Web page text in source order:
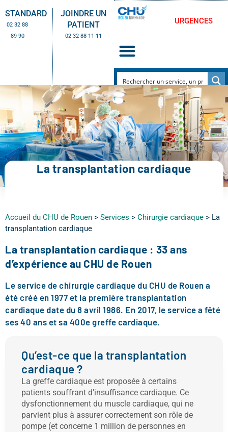
STANDARD
02 32 88
89 90
JOINDRE UN
PATIENT
02 32 88 11 11
URGENCES
La transplantation cardiaque
Accueil du CHU de Rouen > Services > Chirurgie cardiaque > La
transplantation cardiaque
La transplantation cardiaque : 33 ans
d’expérience au CHU de Rouen
Le service de chirurgie cardiaque du CHU de Rouen a
été créé en 1977 et la première transplantation
cardiaque date du 8 avril 1986. En 2017, le service a fêté
ses 40 ans et sa 400e greffe cardiaque.
Qu’est-ce que la transplantation
cardiaque ?
La greffe cardiaque est proposée à certains
patients souffrant d’insuffisance cardiaque. Ce
dysfonctionnement du muscle cardiaque, qui ne
parvient plus à assurer correctement son rôle de
pompe (et concerne 1 million de personnes en